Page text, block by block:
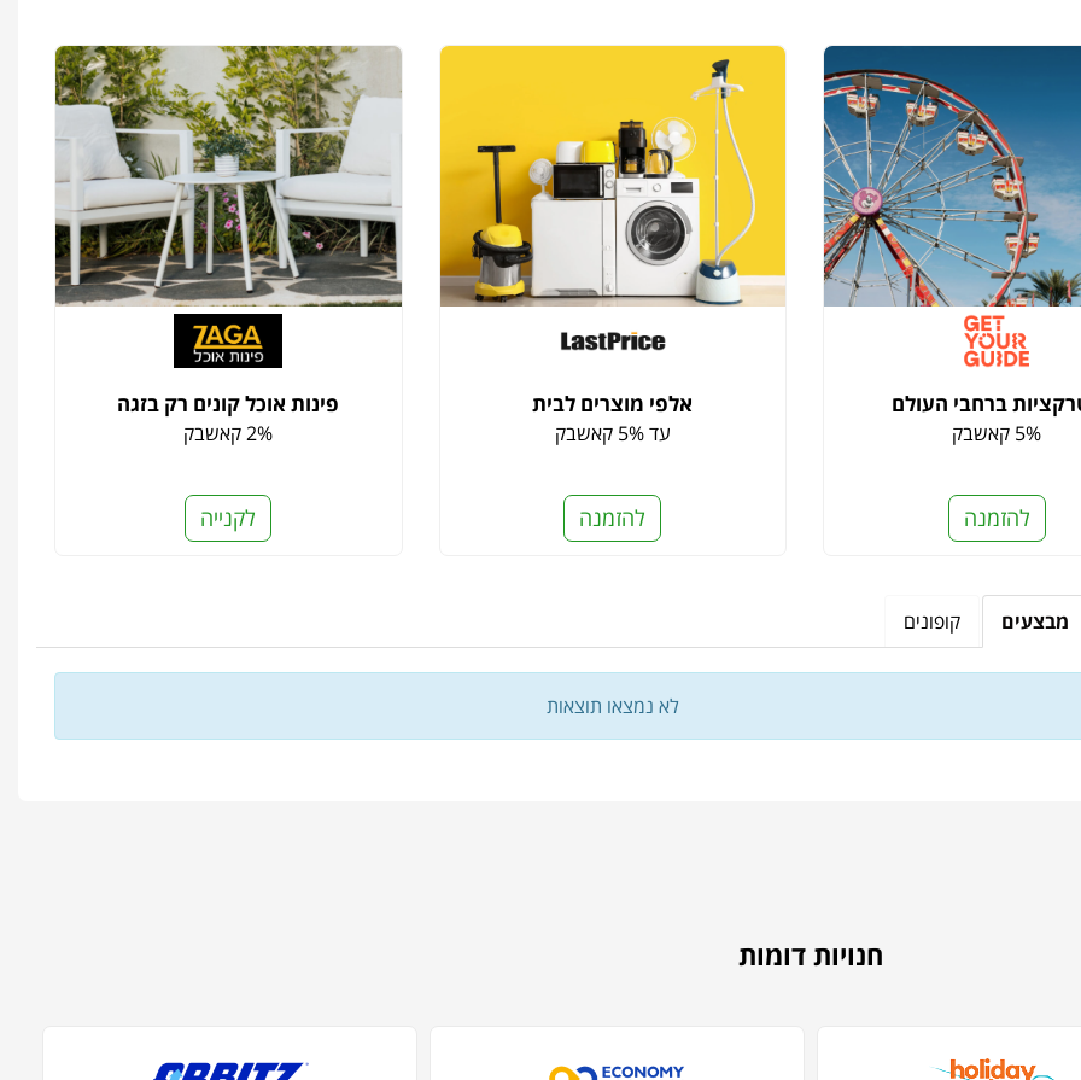
ברחבי העולם
5% קאשבק
להזמנה
אלפי מוצרים לבית
עד 5% קאשבק
להזמנה
פינות אוכל קונים רק בזגה
2% קאשבק
לקנייה
מבצעים קופונים
לא נמצאו תוצאות
חנויות דומות